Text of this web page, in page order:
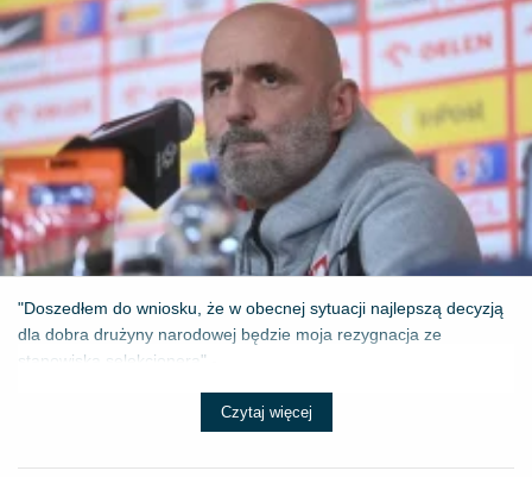
"Doszedłem do wniosku, że w obecnej sytuacji najlepszą decyzją
dla dobra drużyny narodowej będzie moja rezygnacja ze
stanowiska selekcjonera" - ...
Czytaj więcej